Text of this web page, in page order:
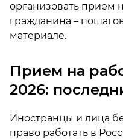
организовать прием
гражданина –
материале.
Прием на
2026:
Иностранцы и лица
право работать в